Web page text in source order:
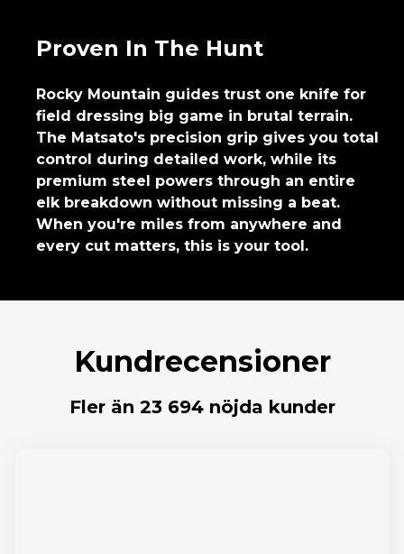
Proven In The Hunt
Rocky Mountain guides trust one knife for
field dressing big game in brutal terrain.
The Matsato's precision grip gives you total
control during detailed work, while its
premium steel powers through an entire
elk breakdown without missing a beat.
When you're miles from anywhere and
every cut matters, this is your tool.
Kundrecensioner
Fler än 23 694 nöjda kunder